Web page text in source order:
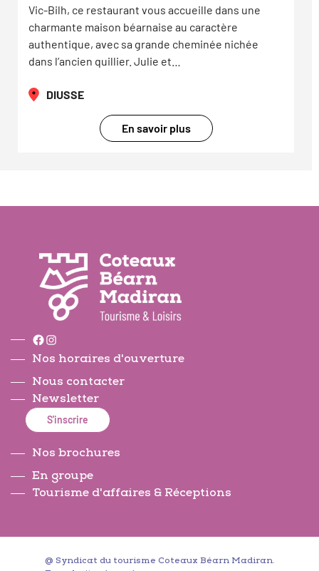
Vic-Bilh, ce restaurant vous accueille dans une
charmante maison béarnaise au caractère
authentique, avec sa grande cheminée nichée
dans l’ancien quillier. Julie et…
DIUSSE
En savoir plus
Facebook
Instagram
Nos horaires d'ouverture
Nous contacter
Newsletter
S'inscrire
Nos brochures
En groupe
Tourisme d'affaires & Réceptions
@ Syndicat du tourisme Coteaux Béarn Madiran.